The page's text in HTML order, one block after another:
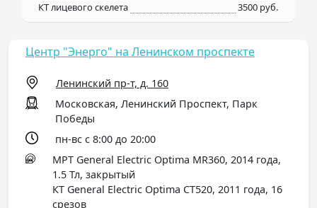
КТ лицевого скелета 3500 руб.
Центр "Энерго" на Ленинском проспекте
Ленинский пр-т, д. 160
Московская, Ленинский Проспект, Парк
Победы
пн-вс с 8:00 до 20:00
МРТ General Electric Optima MR360, 2014 года,
1.5 Тл, закрытый
КТ General Electric Optima СT520, 2011 года, 16
срезов